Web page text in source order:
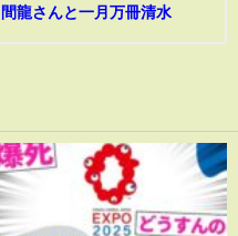
間龍さんと一月万冊清水